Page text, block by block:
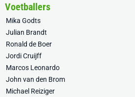
Voetballers
Mika Godts
Julian Brandt
Ronald de Boer
Jordi Cruijff
Marcos Leonardo
John van den Brom
Michael Reiziger